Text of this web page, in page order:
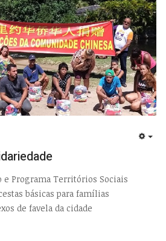
e Programa Territórios Sociais
básicas para famílias
de favela da cidade